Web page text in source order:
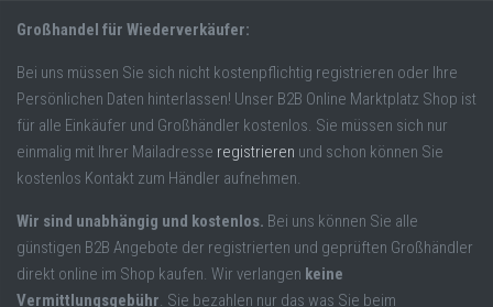
Großhandel für Wiederverkäufer:
Bei uns müssen Sie sich nicht kostenpflichtig registrieren oder Ihre
Persönlichen Daten hinterlassen! Unser B2B Online Marktplatz Shop ist
für alle Einkäufer und Großhändler kostenlos. Sie müssen sich nur
einmalig mit Ihrer Mailadresse registrieren und schon können Sie
kostenlos Kontakt zum Händler aufnehmen.
Wir sind unabhängig und kostenlos. Bei uns können Sie alle
günstigen B2B Angebote der registrierten und geprüften Großhändler
direkt online im Shop kaufen. Wir verlangen keine
Vermittlungsgebühr. Sie bezahlen nur das was Sie beim